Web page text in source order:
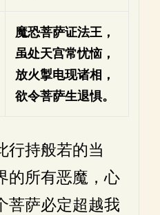
魔恐菩萨证法王，
虽处天宫常忧恼，
放火掣电现诸相，
欲令菩萨生退惧。
行持般若的当
的所有恶魔，心
菩萨必定超越我